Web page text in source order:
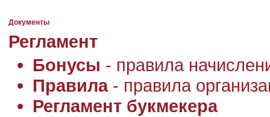
Документы
Регламент
Бонусы - правила
Правила- правила
Регламент букмекера